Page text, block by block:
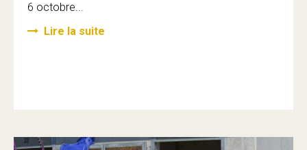
6 octobre...
Lire la suite